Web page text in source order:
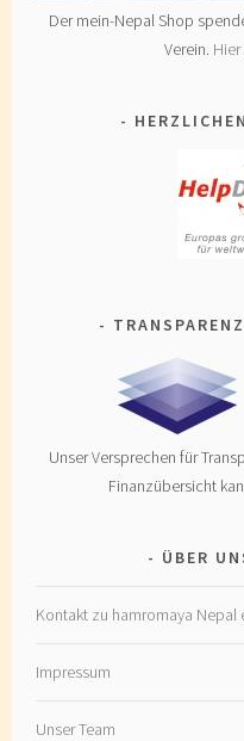
Der mein-Nepal Shop
Verein.
Unser Versprechen für
Finanzübersicht
ÜBER
Kontakt zu hamromaya Nepal
Impressum
Unser Team